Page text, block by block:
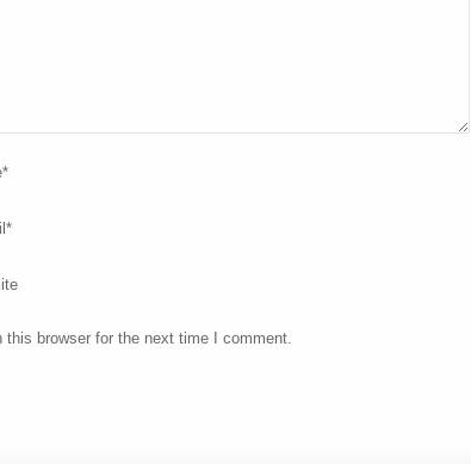
*
*
browser for the next time I comment.